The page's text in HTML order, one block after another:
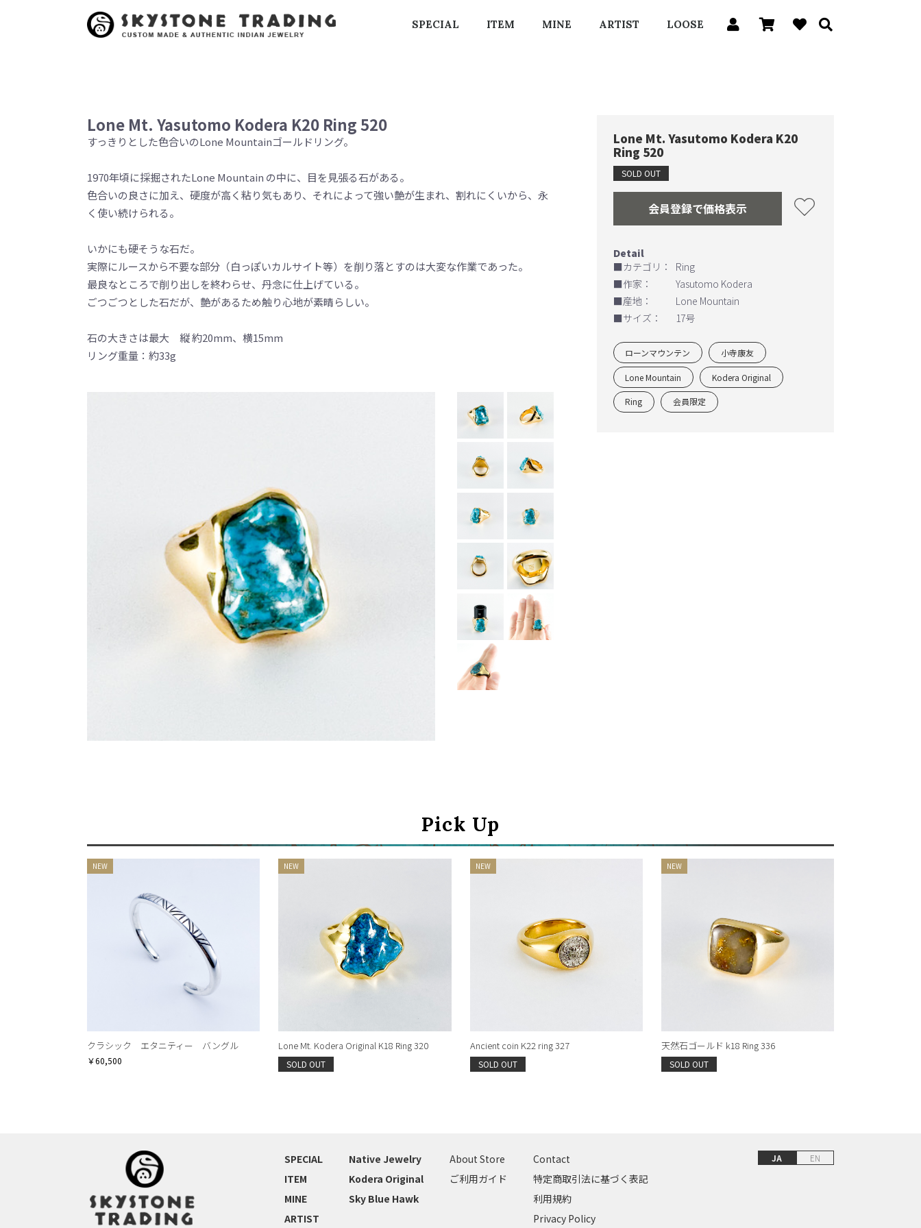
SPECIAL ITEM MINE ARTIST LOOSE
Lone Mt. Yasutomo Kodera K20 Ring 520
すっきりとした色合いのLone Mountainゴールドリング。
1970年頃に採掘されたLone Mountain の中に、目を見張る石がある。
色合いの良さに加え、硬度が高く粘り気もあり、それによって強い艶が生まれ、割れにくいから、永
く使い続けられる。
いかにも硬そうな石だ。
実際にルースから不要な部分（白っぽいカルサイト等）を削り落とすのは大変な作業であった。
最良なところで削り出しを終わらせ、丹念に仕上げている。
ごつごつとした石だが、艶があるため触り心地が素晴らしい。
石の大きさは最大 縦 約20mm、横15mm
リング重量：約33g
Lone Mt. Yasutomo Kodera K20
Ring 520
SOLD OUT
会員登録で価格表示
■カテゴリ：
Ring
■作家：
Yasutomo Kodera
■産地：
Lone Mountain
■サイズ：
17号
ローンマウンテン 小寺康友
Lone Mountain Kodera Original
Ring 会員限定
Pick Up
クラシック エタニティー バングル
￥60,500
Lone Mt. Kodera Original K18 Ring 320
SOLD OUT
Ancient coin K22 ring 327
SOLD OUT
天然石ゴールド k18 Ring 336
SOLD OUT
SPECIAL
ITEM
MINE
ARTIST
Native Jewelry
Kodera Original
Sky Blue Hawk
About Store
ご利用ガイド
Contact
特定商取引法に基づく表記
利用規約
Privacy Policy
JA EN